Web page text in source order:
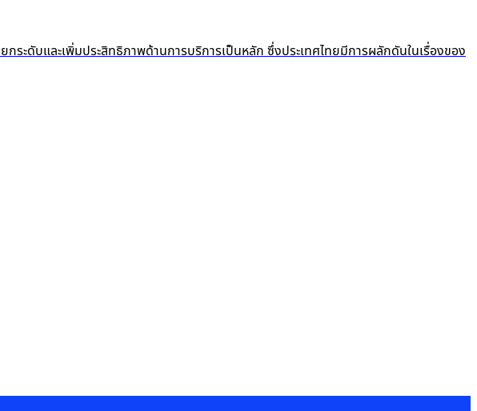
ะดับและเพิ่มประสิทธิภาพด้านการบริการเป็นหลัก ซึ่งประเทศไทยมีการผลักดันในเรื่องของ